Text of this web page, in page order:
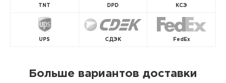
TNT DPD КСЭ
UPS СДЭК FedEx
Больше вариантов доставки